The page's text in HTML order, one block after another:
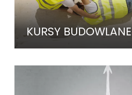
KURSY BUDOWLANE